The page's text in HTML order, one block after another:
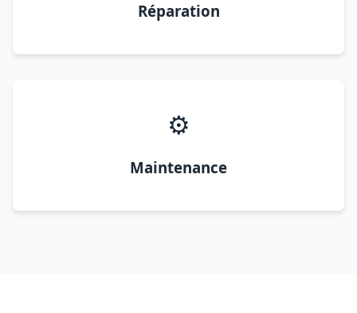
Réparation
⚙️
Maintenance